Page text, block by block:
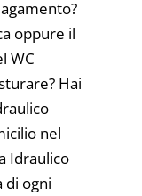
oppure il
WC
Hai
nel
Idraulico
di ogni